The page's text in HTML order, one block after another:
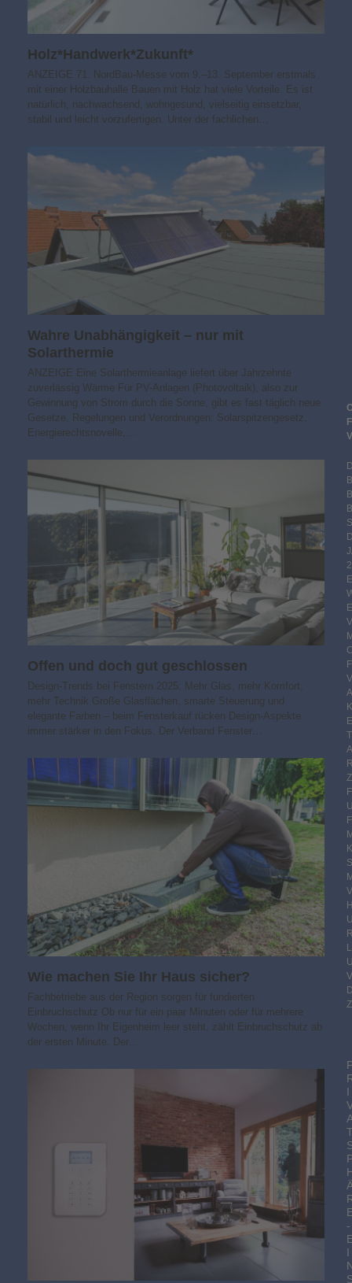
Holz*Handwerk*Zukunft*
ANZEIGE 71. NordBau-Messe vom 9.–13. September erstmals
mit einer Holzbauhalle Bauen mit Holz hat viele Vorteile. Es ist
natürlich, nachwachsend, wohngesund, vielseitig einsetzbar,
stabil und leicht vorzufertigen. Unter der fachlichen…
Wahre Unabhängigkeit – nur mit
Solarthermie
ANZEIGE Eine Solarthermieanlage liefert über Jahrzehnte
zuverlässig Wärme Für PV-Anlagen (Photovoltaik), also zur
Gewinnung von Strom durch die Sonne, gibt es fast täglich neue
Gesetze, Regelungen und Verordnungen: Solarspitzengesetz,
Energierechtsnovelle,…
Offen und doch gut geschlossen
Design-Trends bei Fenstern 2025: Mehr Glas, mehr Komfort,
mehr Technik Große Glasflächen, smarte Steuerung und
elegante Farben – beim Fensterkauf rücken Design-Aspekte
immer stärker in den Fokus. Der Verband Fenster…
Wie machen Sie Ihr Haus sicher?
Fachbetriebe aus der Region sorgen für fundierten
Einbruchschutz Ob nur für ein paar Minuten oder für mehrere
Wochen, wenn Ihr Eigenheim leer steht, zählt Einbruchschutz ab
der ersten Minute. Der…
I
-
I